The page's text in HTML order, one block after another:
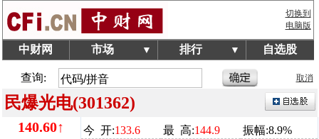
切换到
电脑版
中财网 市场 ▼ 排行 ▼ 自选股
查询: 取消
民爆光电(301362)
140.60↑ 今 开:133.6 最 高:144.9
振幅:8.9%